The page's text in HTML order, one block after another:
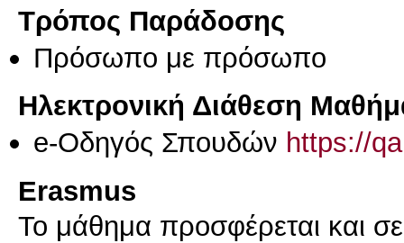
Τρόπος Παράδοσης
Πρόσωπο με πρόσωπο
Ηλεκτρονική Διάθεση
e-Οδηγός Σπουδών https://
Erasmus
Το μάθημα προσφέρεται και